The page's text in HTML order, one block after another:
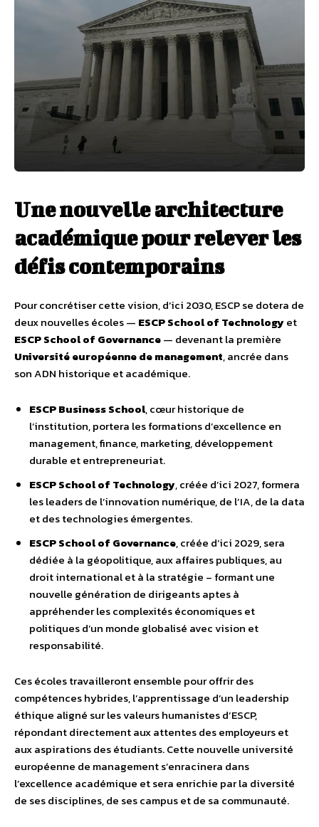
Une nouvelle architecture
académique pour relever les
défis contemporains
Pour concrétiser cette vision, d’ici 2030, ESCP se dotera de
deux nouvelles écoles — ESCP School of Technologyet
ESCP School of Governance— devenant la première
Université européenne de management, ancrée dans
son ADN historique et académique.
ESCP Business School, cœur historique de
l’institution, portera les formations d’excellence en
management, finance, marketing, développement
durable et entrepreneuriat.
ESCP School of Technology, créée d’ici 2027, formera
les leaders de l’innovation numérique, de l’IA, de la data
et des technologies émergentes.
ESCP School of Governance, créée d’ici 2029, sera
dédiée à la géopolitique, aux affaires publiques, au
droit international et à la stratégie – formant une
nouvelle génération de dirigeants aptes à
appréhender les complexités économiques et
politiques d’un monde globalisé avec vision et
responsabilité.
Ces écoles travailleront ensemble pour offrir des
compétences hybrides, l’apprentissage d’un leadership
éthique aligné sur les valeurs humanistes d’ESCP,
répondant directement aux attentes des employeurs et
aux aspirations des étudiants. Cette nouvelle université
européenne de management s’enracinera dans
l’excellence académique et sera enrichie par la diversité
de ses disciplines, de ses campus et de sa communauté.